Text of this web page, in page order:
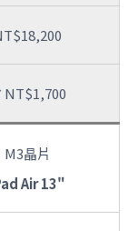
NT$1,700
M3晶片
Air 13"